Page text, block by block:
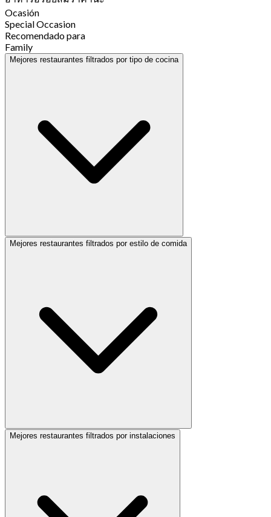
Ocasión
Special Occasion
Recomendado para
Family
Mejores restaurantes filtrados por tipo de cocina
Mejores restaurantes filtrados por estilo de comida
Mejores restaurantes filtrados por instalaciones